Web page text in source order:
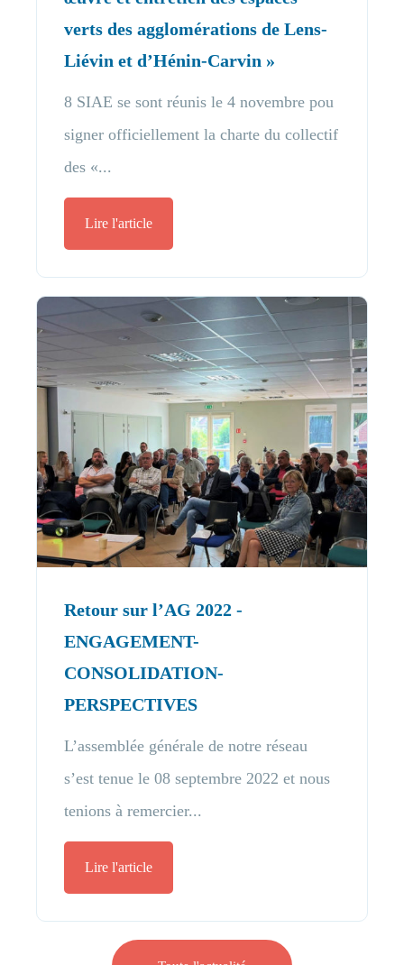
verts des agglomérations de Lens-
Liévin et d’Hénin-Carvin »
8 SIAE se sont réunis le 4 novembre pou
signer officiellement la charte du collectif
des «...
Lire l'article
Retour sur l’AG 2022 -
ENGAGEMENT-
CONSOLIDATION-
PERSPECTIVES
L’assemblée générale de notre réseau
s’est tenue le 08 septembre 2022 et nous
tenions à remercier...
Lire l'article